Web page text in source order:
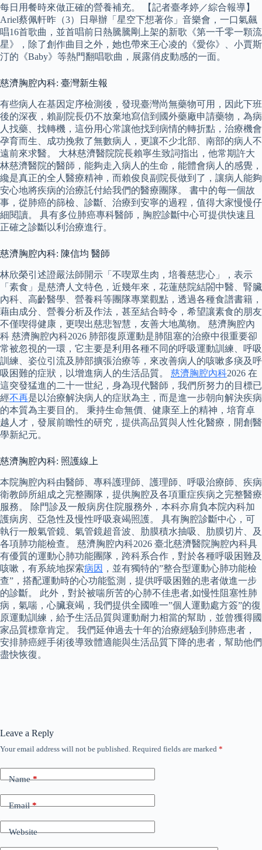
每日用餐時來做正確的營養補充。 【記者臺孝婷／綜合報導】
Ariel蔡佩軒昨（3）日舉辦「星空下想著你」音樂會，一口氣飆
唱16首歌曲，並首唱前日熱騰騰剛上架的新歌《第一千零一顆流
星》，除了創作曲目之外，她也帶來王心凌的《愛你》、小賈斯
汀的《Baby》等熱門翻唱歌曲，展露俏皮動感的一面。
慈濟胸腔內科: 臺灣新生報
有些病人在基因定序檢測後，發現臺灣尚無藥物可用，因此下班
後的深夜，賴副院長仍不放棄地寫信到國外藥廠申請藥物，為病
人找藥、找轉機，這份用心常讓他找到病情的轉折點，治療機會
孕育而生、成功挽救了無數病人，更讓不少北部、南部的病人不
遠前來求醫。 大林慈濟醫院院長賴寧生致詞指出，他常期許大
林慈濟醫院的醫師，能夠走入病人的生命，能體會病人的感覺，
纔是真正的全人醫療精神，而賴俊良副院長做到了，讓病人能夠
安心地將疾病的治療託付給我們的醫療團隊。 書中的每一個故
事，從肺癌的篩檢、診斷、治療到安寧的過程，值得大家慢慢仔
細閱讀。 具有多位肺癌專科醫師，胸腔診斷中心可提供快速且
正確之診斷以利治療進行。
慈濟胸腔內科: 陳信均 醫師
林欣榮引述證嚴法師開示「不喫眾生肉，培養慈悲心」，表示
「素食」是慈濟人文特色，近幾年來，花蓮慈院結閤中醫、腎臟
內科、高齡醫學、營養科等團隊專業觀點，透過各種食譜書籍，
藉由成分、營養分析及作法，甚至結合時令，希望讓素食的朋友
不僅喫得健康，更喫出慈悲智慧，友善大地萬物。 慈濟胸腔內
科 慈濟胸腔內科2026 肺部復原運動是肺阻塞的治療中很重要卻
常被忽視的一環，它主要是利用各種不同的呼吸運動訓練、呼吸
訓練、姿位引流及肺部擴張治療等，來改善病人的咳嗽多痰及呼
吸困難的症狀，以增進病人的生活品質。 慈濟胸腔內科2026 在
這突發猛進的二十一世紀，身為現代醫師，我們所努力的目標已
經不再是以治療解決病人的症狀為主，而是進一步朝向解決疾病
的本質為主要目的。 秉持生命無價、健康至上的精神，培育卓
越人才，發展前瞻性的研究，提供高品質與人性化醫療，開創醫
學新紀元。
慈濟胸腔內科: 照護線上
本院胸腔內科由醫師、專科護理師、護理師、呼吸治療師、疾病
衛教師所組成之完整團隊，提供胸腔及各項重症疾病之完整醫療
服務。 除門診及一般病房住院服務外，本科亦肩負本院內科加
護病房、亞急性及慢性呼吸衰竭照護。 具有胸腔診斷中心，可
執行一般氣管鏡、氣管鏡超音波、肋膜積水抽吸、肋膜切片、及
各項肺功能檢查。 慈濟胸腔內科2026 臺北慈濟醫院胸腔內科具
有優質的運動心肺功能團隊，跨科系合作，對於各種呼吸困難及
咳嗽，有系統地探索病因 ，並有獨特的”整合型運動心肺功能檢
查”，搭配運動時的心功能監測，提供呼吸困難的患者做進一步
的診斷。 此外，對於被喘所苦的心肺不佳患者,如慢性阻塞性肺
病，氣喘，心臟衰竭，我們提供全國唯一”個人運動處方簽”的復
原運動訓練，給予生活品質與運動耐力相當的幫助，並曾獲得國
家品質標章肯定。 我們延伸過去十年的治療經驗到肺癌患者，
安排肺癌經手術後導致體適能與生活品質下降的患者，幫助他們
盡快恢復。
Leave a Reply
Your email address will not be published. Required fields are marked *
Name*
Email*
Website